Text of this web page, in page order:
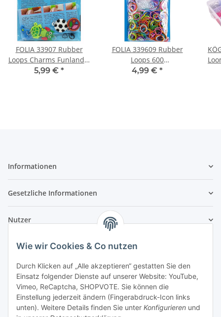
Wie wir Cookies & Co nutzen
Durch Klicken auf „Alle akzeptieren“ gestatten Sie den
Einsatz folgender Dienste auf unserer Website: YouTube,
Vimeo, ReCaptcha, SHOPVOTE. Sie können die
Einstellung jederzeit ändern (Fingerabdruck-Icon links
unten). Weitere Details finden Sie unter Konfigurieren und
FOLIA 33907 Rubber
Loops Charms Funland 5
verschiedene Anhänger
5,99 € *
FOLIA 339609 Rubber
Loops 600
Gummibänder Mix bunt
4,99 € *
Informationen
Gesetzliche Informationen
Nutzer